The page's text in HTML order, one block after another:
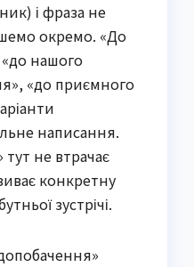
і фраза не
окремо. «До
нашого
«до приємного
написання.
не втрачає
конкретну
зустрічі.